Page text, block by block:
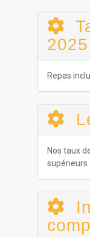
Repas
Nos taux
supérieurs